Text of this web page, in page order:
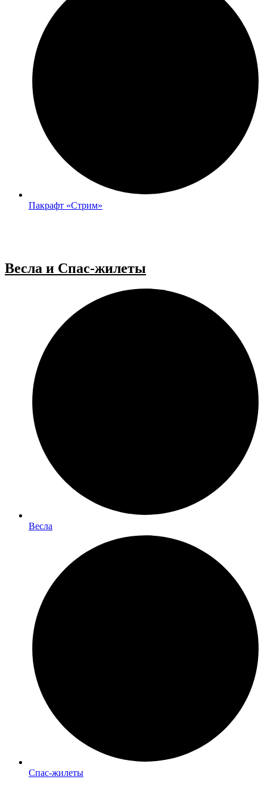
Пакрафт «Стрим»
Весла и Спас-жилеты
Весла
Спас-жилеты